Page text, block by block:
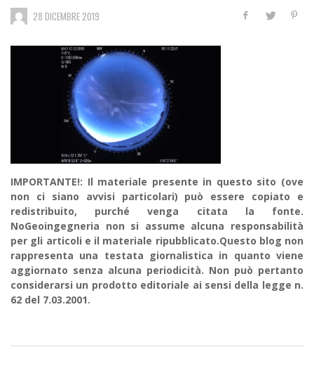
28 DICEMBRE 2019
IMPORTANTE!: Il materiale presente in questo sito (ove
non ci siano avvisi particolari) può essere copiato e
redistribuito, purché venga citata la fonte.
NoGeoingegneria non si assume alcuna responsabilità
per gli articoli e il materiale ripubblicato.Questo blog non
rappresenta una testata giornalistica in quanto viene
aggiornato senza alcuna periodicità. Non può pertanto
considerarsi un prodotto editoriale ai sensi della legge n.
62 del 7.03.2001.